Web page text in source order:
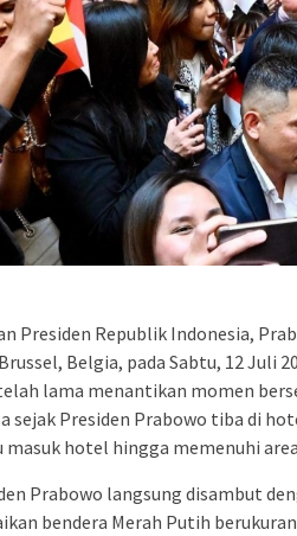
Presiden Republik Indonesia,
Belgia, pada Sabtu, 12 Juli
lama menantikan momen
sejak Presiden Prabowo tiba di
hotel hingga memenuhi
Prabowo langsung disambut
bendera Merah Putih